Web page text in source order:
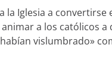
la Iglesia a convertirse
a los católicos a
vislumbrado»